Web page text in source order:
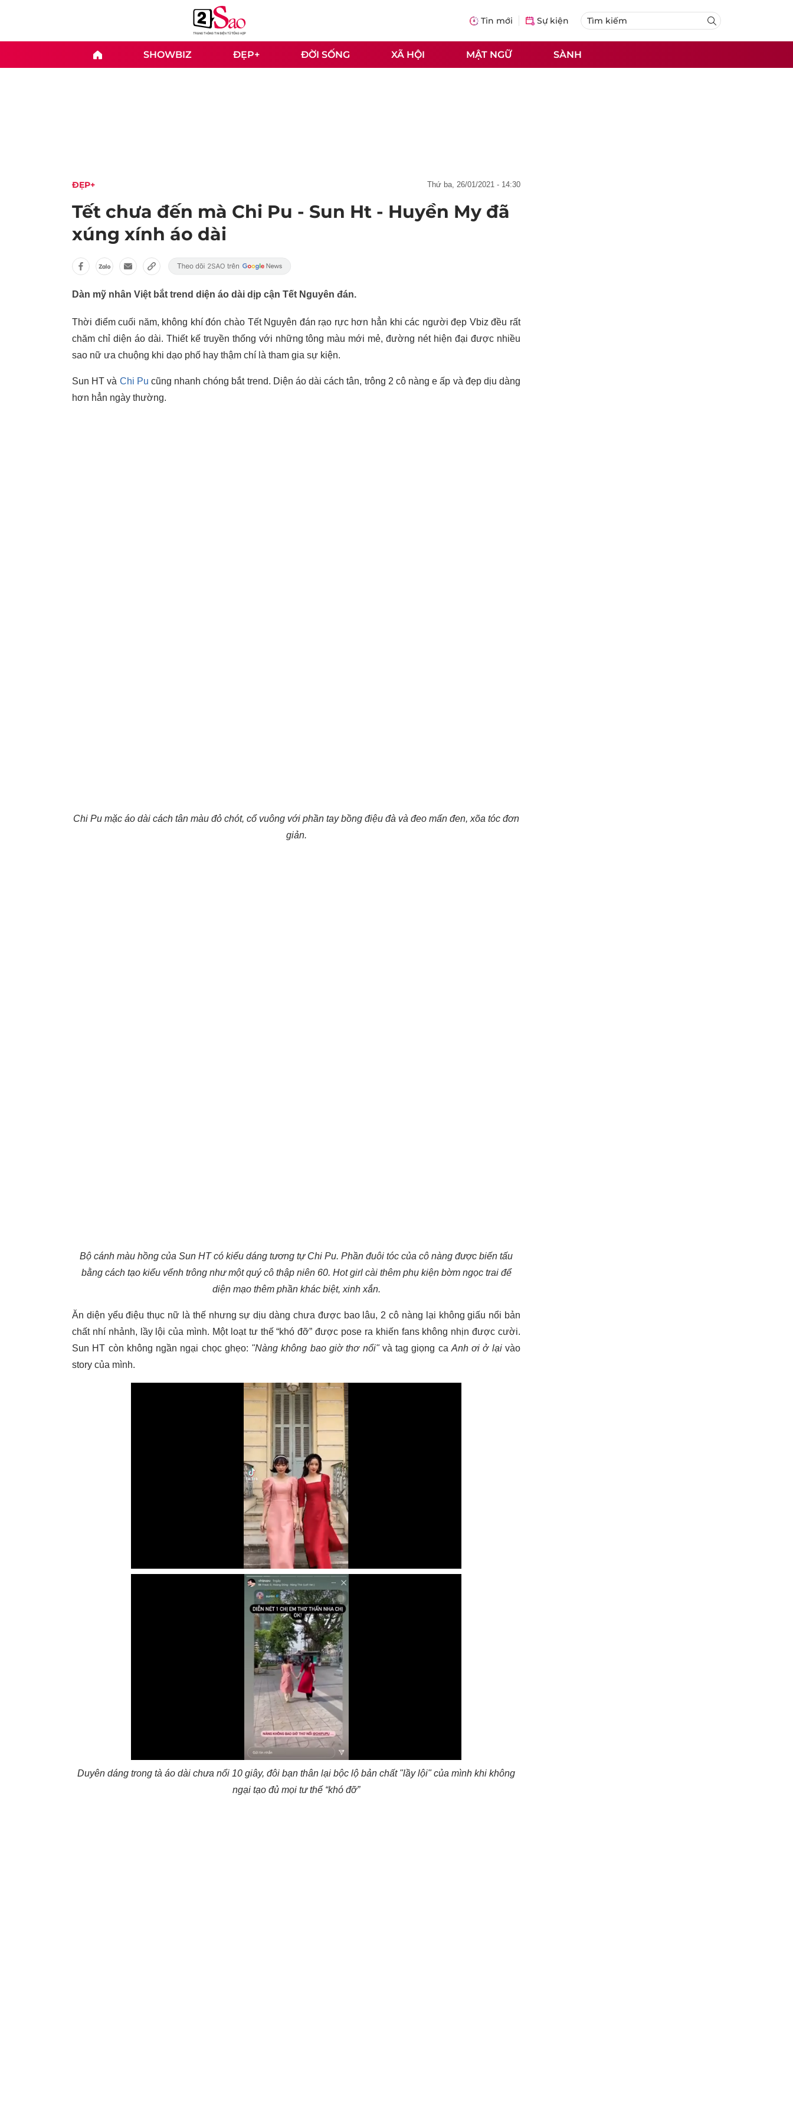
Tin mới Sự kiện
SHOWBIZ ĐẸP+ ĐỜI SỐNG XÃ HỘI MẬT NGỮ SÀNH
ĐẸP+ thứ ba, 26/01/2021 - 14:30
Tết chưa đến mà Chi Pu - Sun Ht - Huyền My đã
xúng xính áo dài
Dàn mỹ nhân Việt bắt trend diện áo dài dịp cận Tết Nguyên đán.
Thời điểm cuối năm, không khí đón chào Tết Nguyên đán rạo rực hơn hẳn khi các người đẹp Vbiz đều rất
chăm chỉ diện áo dài. Thiết kế truyền thống với những tông màu mới mẻ, đường nét hiện đại được nhiều
sao nữ ưa chuộng khi dạo phố hay thậm chí là tham gia sự kiện.
Sun HT và Chi Pu cũng nhanh chóng bắt trend. Diện áo dài cách tân, trông 2 cô nàng e ấp và đẹp dịu dàng
hơn hẳn ngày thường.
Chi Pu mặc áo dài cách tân màu đỏ chót, cổ vuông với phần tay bồng điệu đà và đeo mấn đen, xõa tóc đơn
giản.
Bộ cánh màu hồng của Sun HT có kiểu dáng tương tự Chi Pu. Phần đuôi tóc của cô nàng được biến tấu
bằng cách tạo kiểu vểnh trông như một quý cô thập niên 60. Hot girl cài thêm phụ kiện bờm ngọc trai để
diện mạo thêm phần khác biệt, xinh xắn.
Ăn diện yểu điệu thục nữ là thế nhưng sự dịu dàng chưa được bao lâu, 2 cô nàng lại không giấu nổi bản
chất nhí nhảnh, lầy lội của mình. Một loạt tư thế “khó đỡ” được pose ra khiến fans không nhịn được cười.
Sun HT còn không ngần ngại chọc ghẹo: "Nàng không bao giờ thơ nổi"và tag giọng ca Anh ơi ở lạivào
story của mình.
Duyên dáng trong tà áo dài chưa nổi 10 giây, đôi bạn thân lại bộc lộ bản chất "lầy lội" của mình khi không
ngại tạo đủ mọi tư thế “khó đỡ”